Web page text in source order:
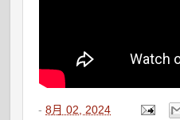
-8月 02, 2024